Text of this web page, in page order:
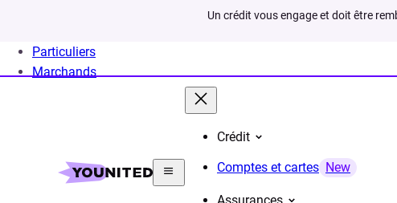
Un crédit vous engage et doit être
Particuliers
Marchands
Crédit
Comptes et cartes New
Home Crédit Consommation Calculs